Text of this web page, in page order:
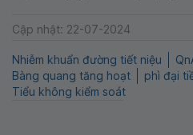
Cập nhật: 22-07-2024
Nhiễm khuẩn đường tiết niệu
Bàng quang tăng hoạt
phì đại
Tiểu không kiểm soát